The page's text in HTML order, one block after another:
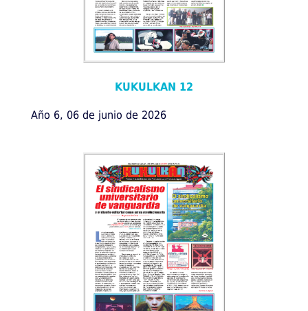
KUKULKAN 12
Año 6, 06 de junio de 2026